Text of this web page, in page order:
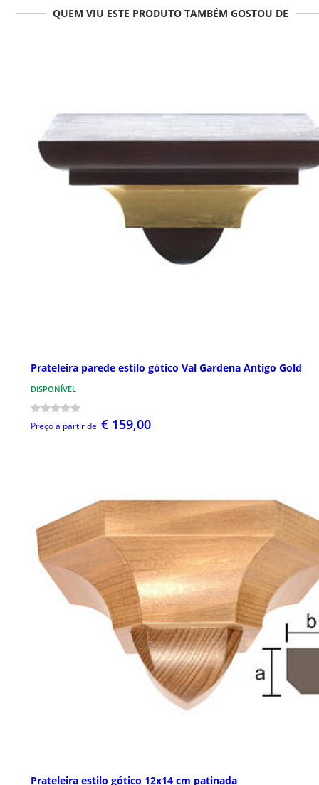
QUEM VIU ESTE PRODUTO TAMBÉM GOSTOU DE
Prateleira parede estilo gótico Val Gardena Antigo Gold
DISPONÍVEL
Preço a partir de € 159,00
Prateleira estilo gótico 12x14 cm patinada